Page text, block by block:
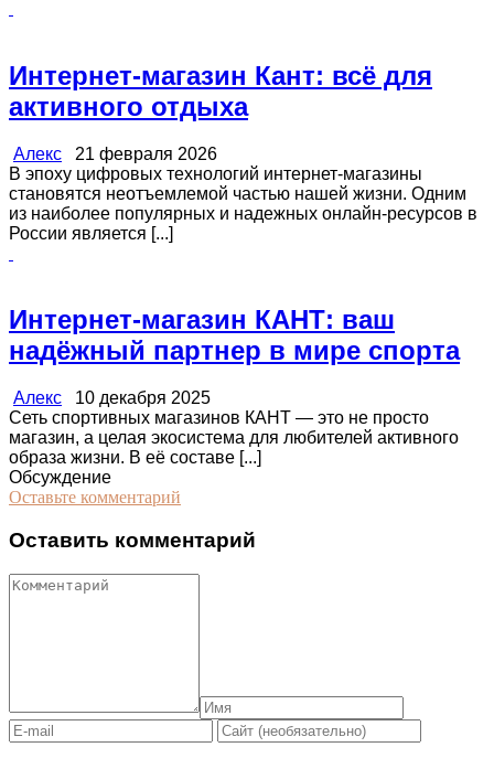
Интернет-магазин Кант: всё для
активного отдыха
Алекс 21 февраля 2026
В эпоху цифровых технологий интернет-магазины
становятся неотъемлемой частью нашей жизни. Одним
из наиболее популярных и надежных онлайн-ресурсов в
России является [...]
Интернет-магазин КАНТ: ваш
надёжный партнер в мире спорта
Алекс 10 декабря 2025
Сеть спортивных магазинов КАНТ — это не просто
магазин, а целая экосистема для любителей активного
образа жизни. В её составе [...]
Обсуждение
Оставьте комментарий
Оставить комментарий